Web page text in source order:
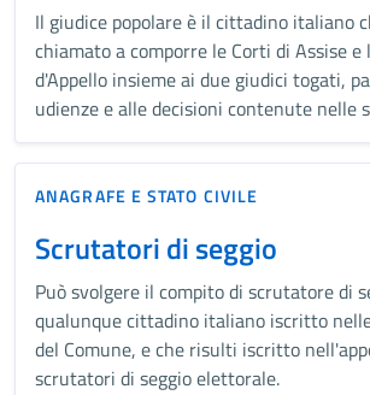
Il giudice popolare è il cittadino italiano
chiamato a comporre le Corti di Assise e
d'Appello insieme ai due giudici togati,
udienze e alle decisioni contenute nelle
ANAGRAFE E STATO CIVILE
Scrutatori di seggio
Può svolgere il compito di scrutatore di
qualunque cittadino italiano iscritto
del Comune, e che risulti iscritto
scrutatori di seggio elettorale.